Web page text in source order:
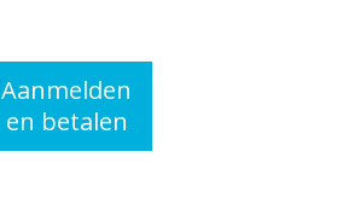
Aanmelden
en betalen